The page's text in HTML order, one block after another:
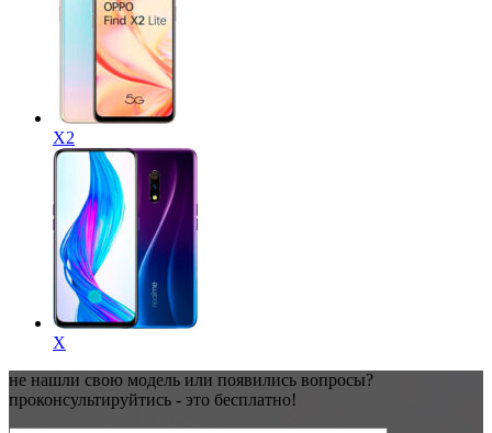
X2
X
не нашли свою модель или появились вопросы?
проконсультируйтись - это бесплатно!